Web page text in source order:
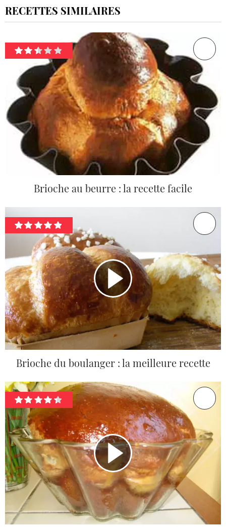
RECETTES SIMILAIRES
Brioche au beurre : la recette facile
Brioche du boulanger : la meilleure recette